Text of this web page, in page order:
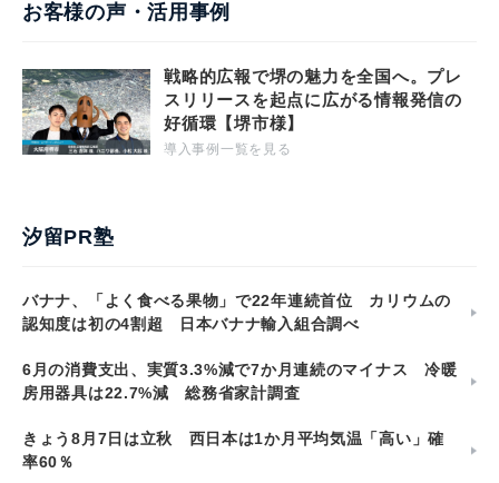
お客様の声・活用事例
戦略的広報で堺の魅力を全国へ。プレ
スリリースを起点に広がる情報発信の
好循環【堺市様】
導入事例一覧を見る
汐留PR塾
バナナ、「よく食べる果物」で22年連続首位 カリウムの
認知度は初の4割超 日本バナナ輸入組合調べ
6月の消費支出、実質3.3%減で7か月連続のマイナス 冷暖
房用器具は22.7%減 総務省家計調査
きょう8月7日は立秋 西日本は1か月平均気温「高い」確
率60％